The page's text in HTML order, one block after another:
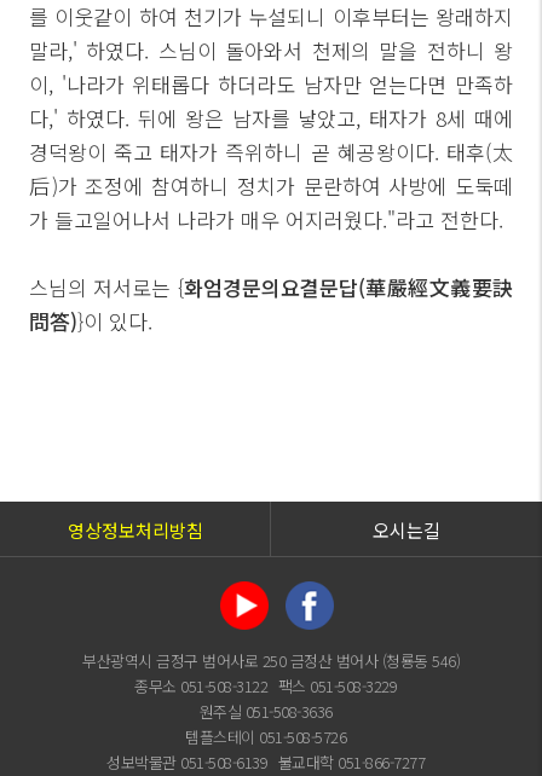
를 이웃같이 하여 천기가 누설되니 이후부터는 왕래하지
말라,' 하였다. 스님이 돌아와서 천제의 말을 전하니 왕
이, '나라가 위태롭다 하더라도 남자만 얻는다면 만족하
다,' 하였다. 뒤에 왕은 남자를 낳았고, 태자가 8세 때에
경덕왕이 죽고 태자가 즉위하니 곧 혜공왕이다. 태후(太
后)가 조정에 참여하니 정치가 문란하여 사방에 도둑떼
가 들고일어나서 나라가 매우 어지러웠다."라고 전한다.
스님의 저서로는 {화엄경문의요결문답(華嚴經文義要訣
問答)}이 있다.
영상정보처리방침 오시는길
부산광역시 금정구 범어사로 250 금정산 범어사 (청룡동 546)
종무소 051-508-3122 팩스 051-508-3229
원주실 051-508-3636
템플스테이 051-508-5726
성보박물관 051-508-6139 불교대학 051-866-7277